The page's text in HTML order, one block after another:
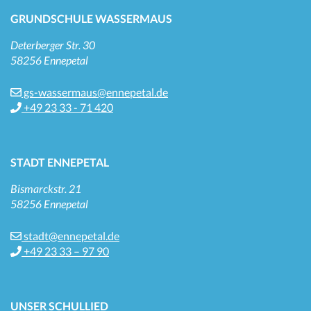
GRUNDSCHULE WASSERMAUS
Deterberger Str. 30
58256 Ennepetal
gs-wassermaus@ennepetal.de
+49 23 33 - 71 420
STADT ENNEPETAL
Bismarckstr. 21
58256 Ennepetal
stadt@ennepetal.de
+49 23 33 – 97 90
UNSER SCHULLIED